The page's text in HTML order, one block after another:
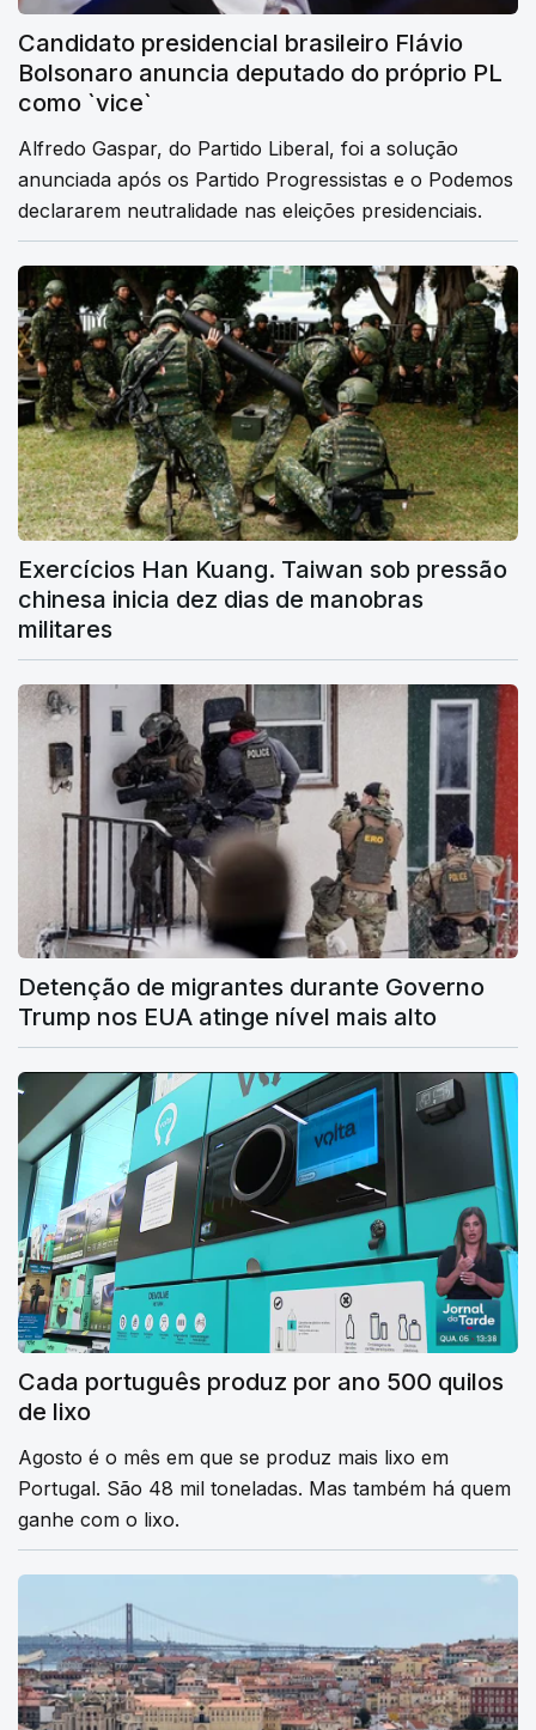
Candidato presidencial brasileiro Flávio
Bolsonaro anuncia deputado do próprio PL
como `vice`
Alfredo Gaspar, do Partido Liberal, foi a solução
anunciada após os Partido Progressistas e o Podemos
declararem neutralidade nas eleições presidenciais.
Exercícios Han Kuang. Taiwan sob pressão
chinesa inicia dez dias de manobras
militares
Detenção de migrantes durante Governo
Trump nos EUA atinge nível mais alto
Cada português produz por ano 500 quilos
de lixo
Agosto é o mês em que se produz mais lixo em
Portugal. São 48 mil toneladas. Mas também há quem
ganhe com o lixo.